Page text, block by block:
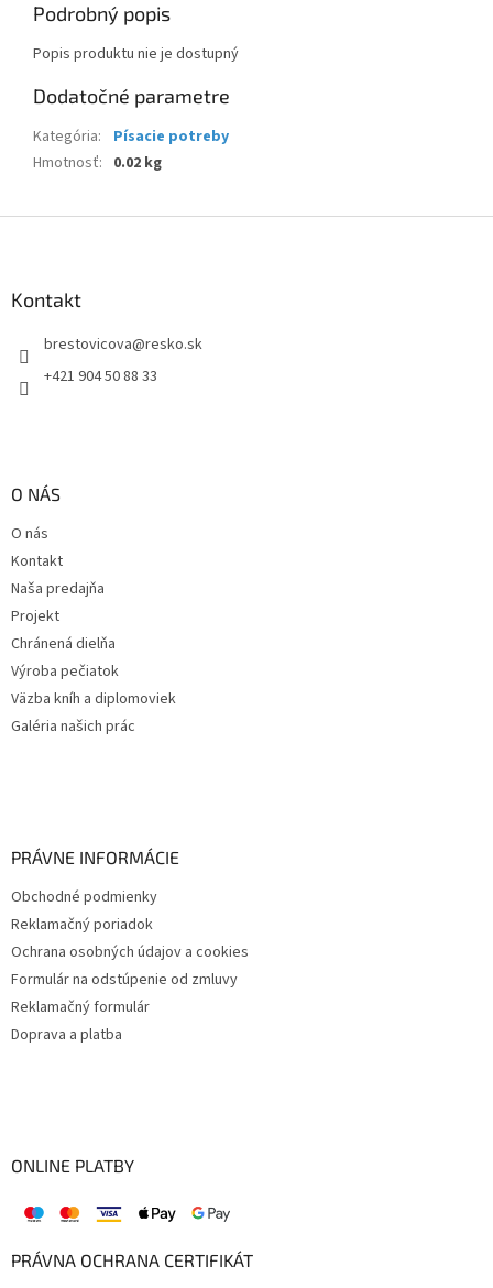
Podrobný popis
Popis produktu nie je dostupný
Dodatočné parametre
Kategória:
Písacie potreby
Hmotnosť: 0.02 kg
Kontakt
brestovicova@resko.sk
+421 904 50 88 33
O NÁS
O nás
Kontakt
Naša predajňa
Projekt
Chránená dielňa
Výroba pečiatok
Väzba kníh a diplomoviek
Galéria našich prác
PRÁVNE INFORMÁCIE
Obchodné podmienky
Reklamačný poriadok
Ochrana osobných údajov a cookies
Formulár na odstúpenie od zmluvy
Reklamačný formulár
Doprava a platba
ONLINE PLATBY
PRÁVNA OCHRANA CERTIFIKÁT